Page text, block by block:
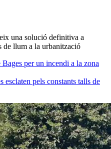
una solució definitiva a
de llum a la urbanització
per un incendi a la zona
esclaten pels constants talls de